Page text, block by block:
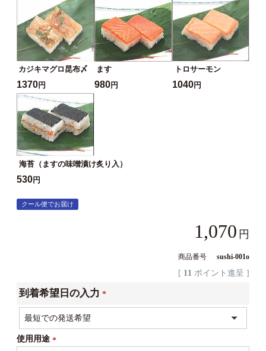
カジキマグロ昆布〆 ます トロサーモン
1370円 980円 1040円
海苔（ますの味噌漬け炙り入）
530円
クール便でお届け
1,070
商品番号 sushi-001o
[ 11 ポイント進呈 ]
到着希望日の入力
(必
須)
使用用途